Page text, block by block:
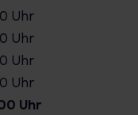
Uhr
Uhr
Uhr
Uhr
Uhr